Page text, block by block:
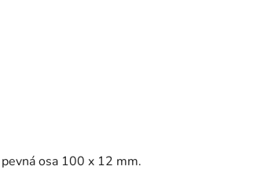
osa 100 x 12 mm.